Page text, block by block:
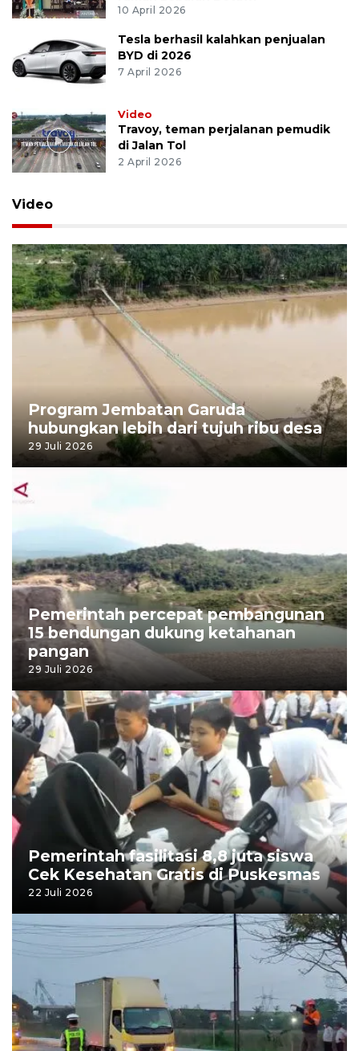
10 April 2026
Tesla berhasil kalahkan penjualan
BYD di 2026
7 April 2026
Video
Travoy, teman perjalanan pemudik
di Jalan Tol
2 April 2026
Video
Program Jembatan Garuda
hubungkan lebih dari tujuh ribu desa
29 Juli 2026
Pemerintah percepat pembangunan
15 bendungan dukung ketahanan
pangan
29 Juli 2026
Pemerintah fasilitasi 8,8 juta siswa
Cek Kesehatan Gratis di Puskesmas
22 Juli 2026